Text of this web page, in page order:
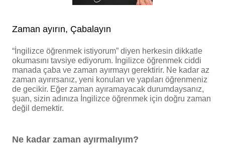
Zaman ayırın, Çabalayın
“İngilizce öğrenmek istiyorum” diyen herkesin dikkatle
okumasını tavsiye ediyorum. İngilizce öğrenmek ciddi
manada çaba ve zaman ayırmayı gerektirir. Ne kadar az
zaman ayırırsanız, yeni konuları ve yapıları öğrenmeniz
de gecikir. Eğer zaman ayıramayacak durumdaysanız,
şuan, sizin adınıza İngilizce öğrenmek için doğru zaman
değil demektir.
Ne kadar zaman ayırmalıyım?